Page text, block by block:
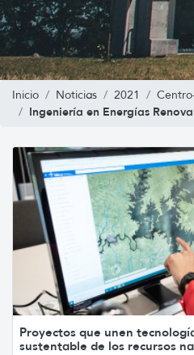
Inicio Noticias 2021
Ingeniería en Energías
Proyectos que unen
sustentable de los recursos